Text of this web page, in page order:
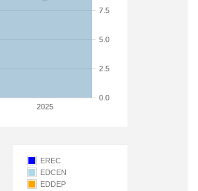
2025
0.0
2.5
5.0
7.5
EREC
EDCEN
EDDEP